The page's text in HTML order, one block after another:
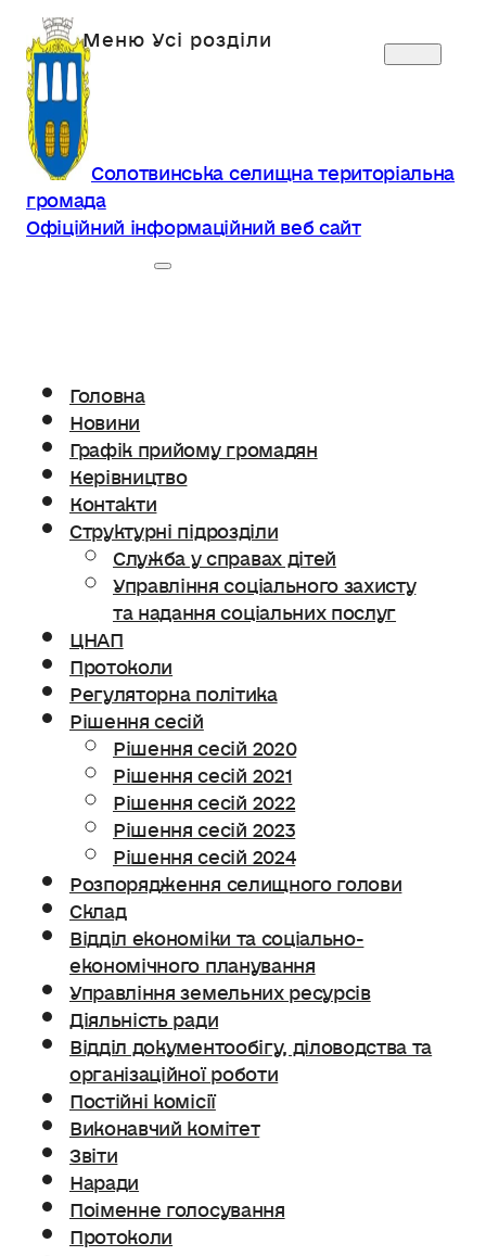
Солотвинська селищна територіальна
громада
Офіційний інформаційний веб сайт
Головна
Новини
Графік прийому громадян
Керівництво
Контакти
Структурні підрозділи
Служба у справах дітей
Управління соціального захисту
та надання соціальних послуг
ЦНАП
Протоколи
Регуляторна політика
Рішення сесій
Рішення сесій 2020
Рішення сесій 2021
Рішення сесій 2022
Рішення сесій 2023
Рішення сесій 2024
Розпорядження селищного голови
Склад
Відділ економіки та соціально-
економічного планування
Управління земельних ресурсів
Діяльність ради
Відділ документообігу, діловодства та
організаційної роботи
Постійні комісії
Виконавчий комітет
Звіти
Наради
Поіменне голосування
Протоколи